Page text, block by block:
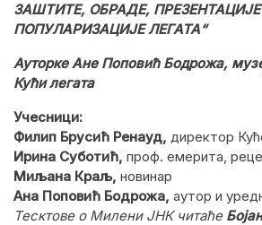
ЗАШТИТЕ, ОБРАДЕ,
ПОПУЛАРИЗАЦИЈЕ ЛЕГАТА“
Ауторке Ане Поповић Бодрожа,
Кући легата
Учесници:
Филип Брусић Ренауд, директор
Ирина Суботић, проф. емерита,
Миљана Краљ, новинар
Ана Поповић Бодрожа, аутор и
Тесктове о Милени ЈНК читаће